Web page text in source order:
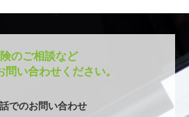
のご相談など
問い合わせください。
でのお問い合わせ